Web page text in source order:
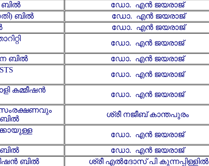
ബിൽ
ഡോ. എൻ ജയരാജ്
ബിൽ
ഡോ. എൻ ജയരാജ്
ഡോ. എൻ ജയരാജ്
ഡോ. എൻ ജയരാജ്
ബിൽ
ഡോ. എൻ ജയരാജ്
ഡോ. എൻ ജയരാജ്
കമ്മീഷന്‍
ഡോ. എൻ ജയരാജ്
സംരക്ഷണവും
ശ്രീ നജീബ് കാന്തപുരം
ഡോ. എൻ ജയരാജ്
ബിൽ
ഡോ. എൻ ജയരാജ്
ബിൽ
ശ്രീ എൽദോസ് പി കുന്നപ്പിള്ളിൽ